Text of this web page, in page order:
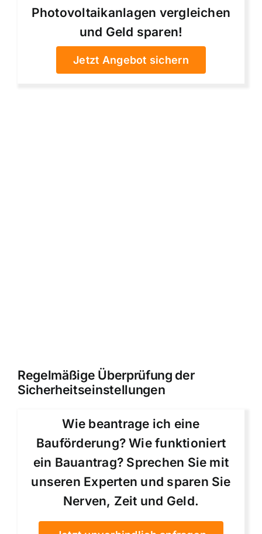
Photovoltaikanlagen vergleichen
und Geld sparen!
Jetzt Angebot sichern
Regelmäßige Überprüfung der
Sicherheitseinstellungen
Wie beantrage ich eine
Bauförderung? Wie funktioniert
ein Bauantrag? Sprechen Sie mit
unseren Experten und sparen Sie
Nerven, Zeit und Geld.